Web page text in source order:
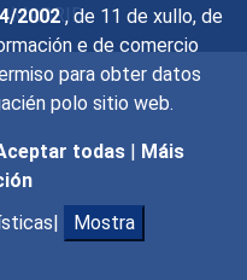
2002 , de 11 de xullo, de
e de comercio
para obter datos
polo sitio web.
todas | Máis
Mostra
MADRID